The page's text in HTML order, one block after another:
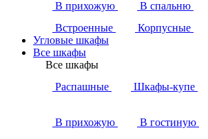
В прихожую
В спальню
Встроенные
Корпусные
Угловые шкафы
Все шкафы
Все шкафы
Распашные
Шкафы-купе
В прихожую В гостиную